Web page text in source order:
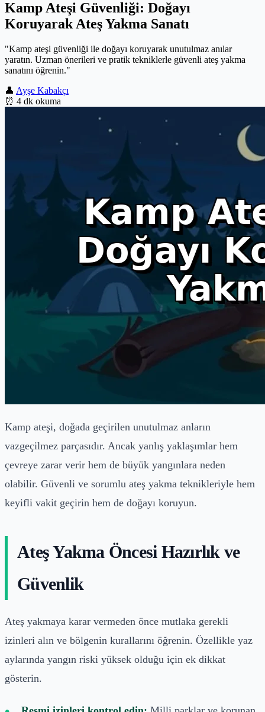
Kamp Ateşi Güvenliği: Doğayı
Koruyarak Ateş Yakma Sanatı
"Kamp ateşi güvenliği ile doğayı koruyarak unutulmaz anılar
yaratın. Uzman önerileri ve pratik tekniklerle güvenli ateş yakma
sanatını öğrenin."
👤 Ayşe Kabakçı
⏰ 4 dk okuma
Kamp ateşi, doğada geçirilen unutulmaz anların
vazgeçilmez parçasıdır. Ancak yanlış yaklaşımlar hem
çevreye zarar verir hem de büyük yangınlara neden
olabilir. Güvenli ve sorumlu ateş yakma teknikleriyle hem
keyifli vakit geçirin hem de doğayı koruyun.
Ateş Yakma Öncesi Hazırlık ve
Güvenlik
Ateş yakmaya karar vermeden önce mutlaka gerekli
izinleri alın ve bölgenin kurallarını öğrenin. Özellikle yaz
aylarında yangın riski yüksek olduğu için ek dikkat
gösterin.